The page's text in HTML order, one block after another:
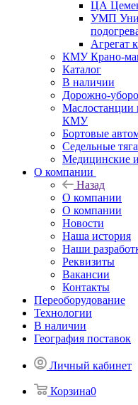
ЦА
УМП
Агрегат
КМУ Крано-
Каталог
В наличии
Дорожно-
Маслостанции
КМУ
Бортовые
Седельные
Медицинские
О компании
Назад
О компании
О компании
Новости
Наша история
Наши
Реквизиты
Вакансии
Контакты
Переоборудование
Технологии
В наличии
География поставок
Личный кабинет
Корзина0